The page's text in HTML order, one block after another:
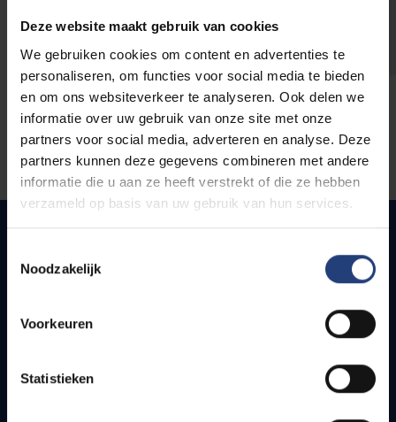
Deze website maakt gebruik van cookies
We gebruiken cookies om content en advertenties te
personaliseren, om functies voor social media te bieden
en om ons websiteverkeer te analyseren. Ook delen we
informatie over uw gebruik van onze site met onze
partners voor social media, adverteren en analyse. Deze
partners kunnen deze gegevens combineren met andere
informatie die u aan ze heeft verstrekt of die ze hebben
verzameld op basis van uw gebruik van hun services.
Noodzakelijk
Voorkeuren
Statistieken
Quick links
How to get to the VUB campuses